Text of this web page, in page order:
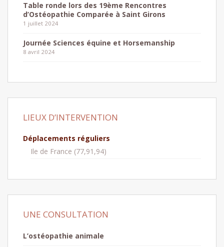
Table ronde lors des 19ème Rencontres
d’Ostéopathie Comparée à Saint Girons
1 juillet 2024
Journée Sciences équine et Horsemanship
8 avril 2024
LIEUX D’INTERVENTION
Déplacements réguliers
Ile de France (77,91,94)
UNE CONSULTATION
L’ostéopathie animale